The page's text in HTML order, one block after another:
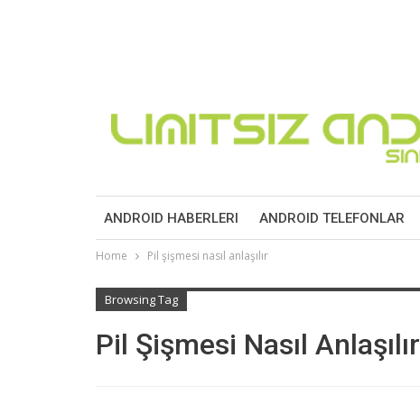
ANDROID HABERLERI ANDROID TELEFONLAR
Home Pil şişmesi nasıl anlaşılır
Browsing Tag
Pil Şişmesi Nasıl Anlaşılır